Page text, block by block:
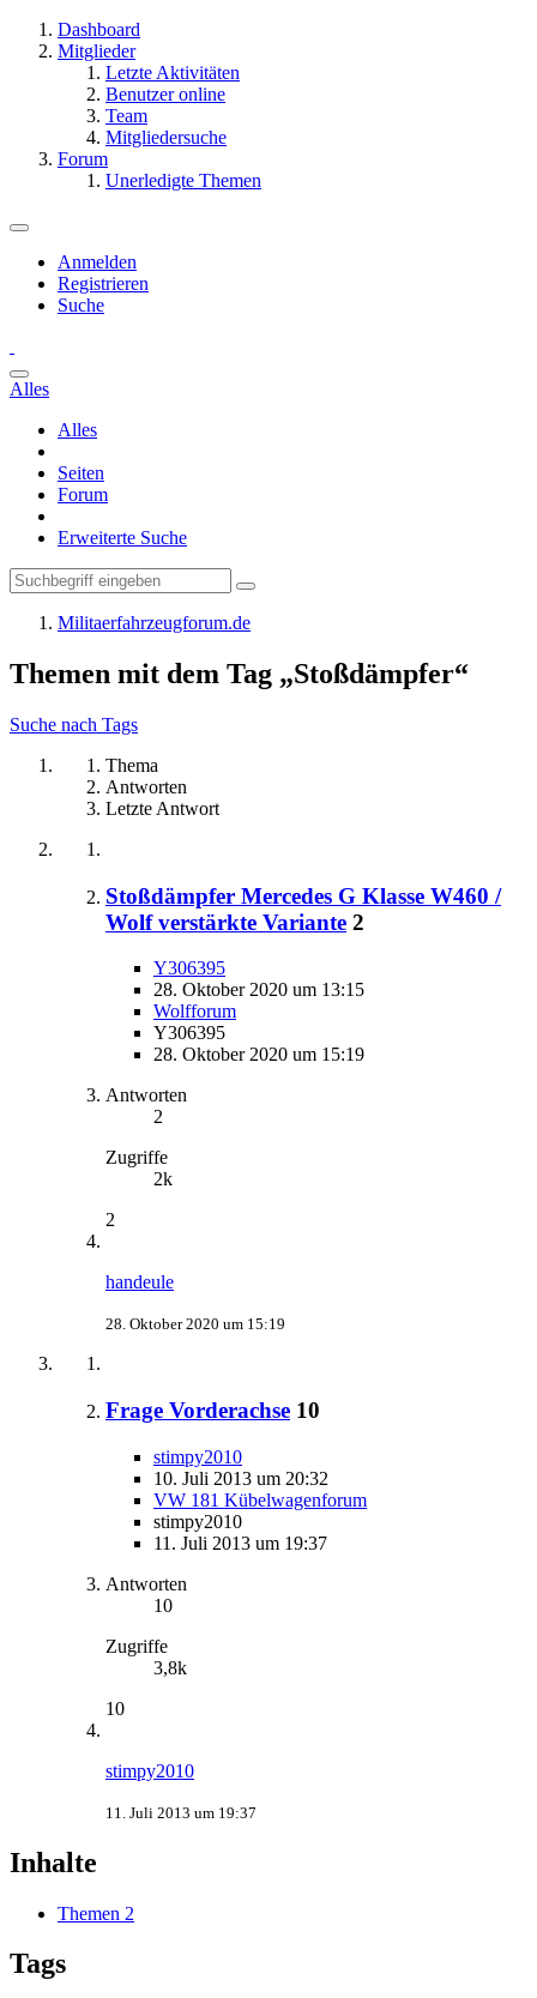
Dashboard
Mitglieder
Letzte Aktivitäten
Benutzer online
Team
Mitgliedersuche
Forum
Unerledigte Themen
Anmelden
Registrieren
Suche
Alles
Alles
Seiten
Forum
Erweiterte Suche
Militaerfahrzeugforum.de
Themen mit dem Tag „Stoßdämpfer“
Suche nach Tags
Thema
Antworten
Letzte Antwort
Stoßdämpfer Mercedes G Klasse W460 /
Wolf verstärkte Variante 2
Y306395
28. Oktober 2020 um 13:15
Wolfforum
Y306395
28. Oktober 2020 um 15:19
Antworten
2
Zugriffe
2k
2
handeule
28. Oktober 2020 um 15:19
Frage Vorderachse 10
stimpy2010
10. Juli 2013 um 20:32
VW 181 Kübelwagenforum
stimpy2010
11. Juli 2013 um 19:37
Antworten
10
Zugriffe
3,8k
10
stimpy2010
11. Juli 2013 um 19:37
Inhalte
Themen 2
Tags